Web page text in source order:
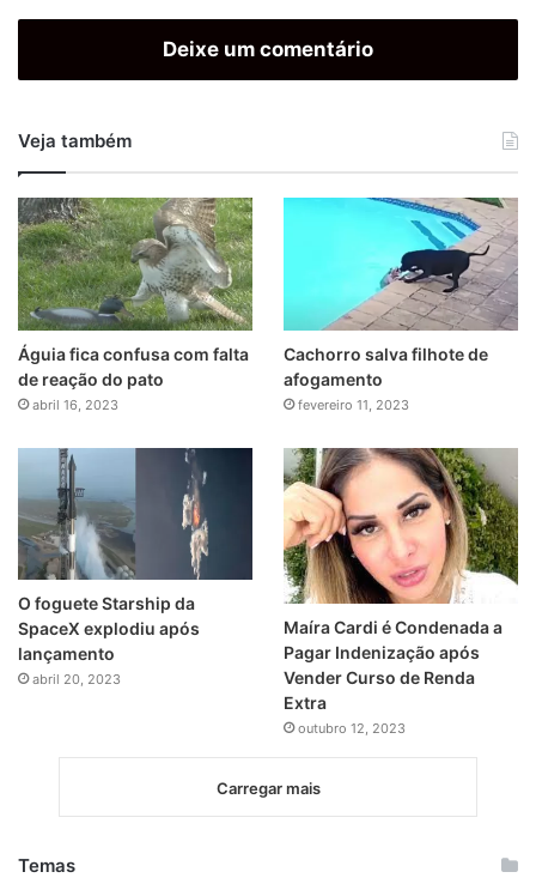
Deixe um comentário
Veja também
Águia fica confusa com falta
de reação do pato
abril 16, 2023
Cachorro salva filhote de
afogamento
fevereiro 11, 2023
O foguete Starship da
SpaceX explodiu após
lançamento
abril 20, 2023
Maíra Cardi é Condenada a
Pagar Indenização após
Vender Curso de Renda
Extra
outubro 12, 2023
Carregar mais
Temas